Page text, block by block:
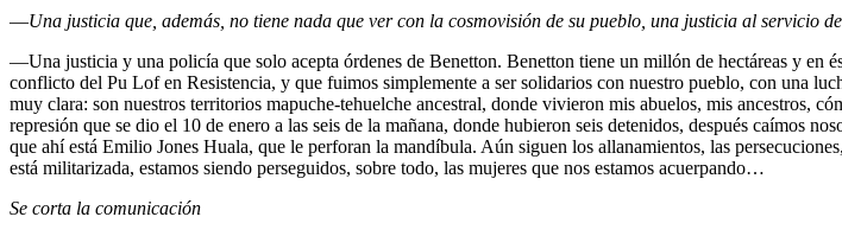
—Una justicia que, además, no tiene nada que ver con la cosmovisión de su pueblo, una justicia al servicio
—Una justicia y una policía que solo acepta órdenes de Benetton. Benetton tiene un millón de hectáreas y en
conflicto del Pu Lof en Resistencia, y que fuimos simplemente a ser solidarios con nuestro pueblo, con una
muy clara: son nuestros territorios mapuche-tehuelche ancestral, donde vivieron mis abuelos, mis ancestros,
represión que se dio el 10 de enero a las seis de la mañana, donde hubieron seis detenidos, después caímos
que ahí está Emilio Jones Huala, que le perforan la mandíbula. Aún siguen los allanamientos, las
está militarizada, estamos siendo perseguidos, sobre todo, las mujeres que nos estamos acuerpando…
Se corta la comunicación